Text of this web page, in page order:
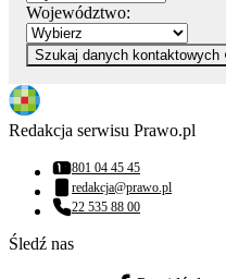
Województwo:
Szukaj danych kontaktowych
Redakcja serwisu Prawo.pl
Numer telefonu:
801 04 45 45
Adres email:
redakcja@prawo.pl
Numer telefonu:
22 535 88 00
Śledź nas